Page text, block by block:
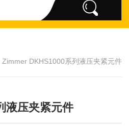
Zimmer DKHS1000系列液压夹紧元件
液压夹紧元件